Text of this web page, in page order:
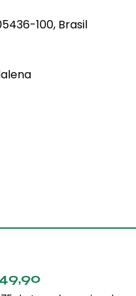
100, Brasil